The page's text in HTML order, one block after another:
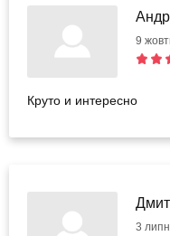
9
Круто и интересно
3